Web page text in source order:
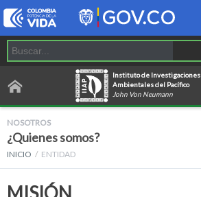
Instituto de Investigaciones
Ambientales del Pacífico
John Von Neumann
NOSOTROS
¿Quienes somos?
INICIO ENTIDAD